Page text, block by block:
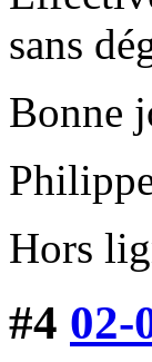
sans
Bonne
Hors
#4 02-